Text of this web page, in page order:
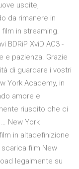
uscite,
da rimanere in
in streaming.
BDRiP XviD AC3 -
e pazienza. Grazie
di guardare i vostri
York Academy, in
amore e
riuscito che ci
New York
in altadefinizione
scarica film New
legalmente su